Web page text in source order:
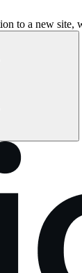
to a new site,